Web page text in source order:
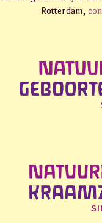
Rotterdam,